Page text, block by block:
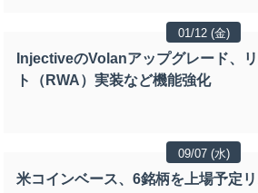
01/12 (金)
InjectiveのVolanアップグレード、
ト（RWA）実装など機能強化
09/07 (水)
米コインベース、6銘柄を上場予定